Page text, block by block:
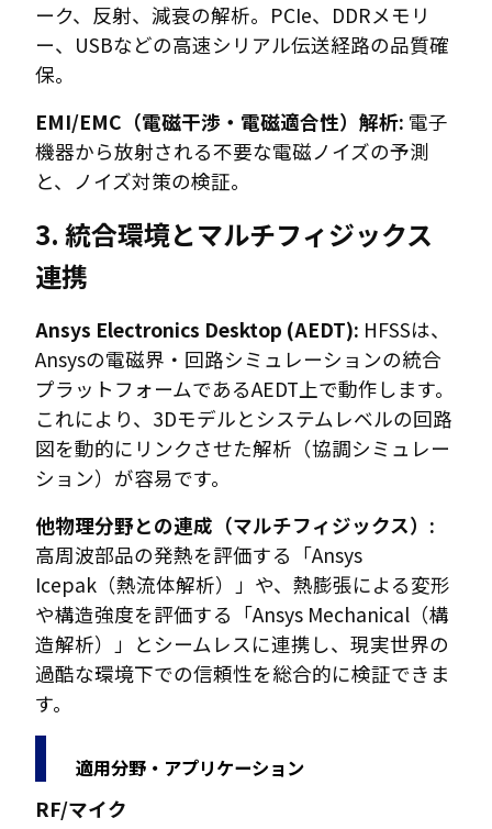
ーク、反射、減衰の解析。PCIe、DDRメモリ
ー、USBなどの高速シリアル伝送経路の品質確
保。
EMI/EMC（電磁干渉・電磁適合性）解析: 電子
機器から放射される不要な電磁ノイズの予測
と、ノイズ対策の検証。
3. 統合環境とマルチフィジックス
連携
Ansys Electronics Desktop (AEDT): HFSSは、
Ansysの電磁界・回路シミュレーションの統合
プラットフォームであるAEDT上で動作します。
これにより、3Dモデルとシステムレベルの回路
図を動的にリンクさせた解析（協調シミュレー
ション）が容易です。
他物理分野との連成（マルチフィジックス）:
高周波部品の発熱を評価する「Ansys
Icepak（熱流体解析）」や、熱膨張による変形
や構造強度を評価する「Ansys Mechanical（構
造解析）」とシームレスに連携し、現実世界の
過酷な環境下での信頼性を総合的に検証できま
す。
適用分野・アプリケーション
RF/マイク